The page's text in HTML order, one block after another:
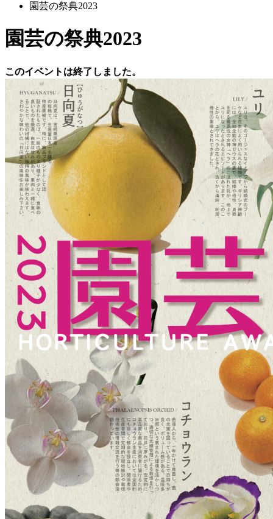
園芸の祭典2023
園芸の祭典2023
このイベントは終了しました。